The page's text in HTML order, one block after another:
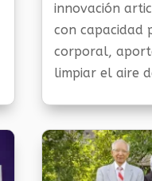
innovación
con
corporal,
limpiar el aire
socorro.